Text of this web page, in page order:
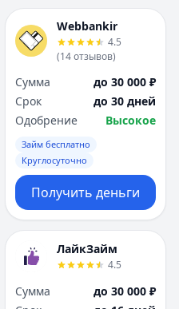
Webbankir
4.5
(14отзывов)
Сумма
до 30 000 ₽
Срок
до 30 дней
Одобрение
Высокое
Займ бесплатно
Круглосуточно
Получить деньги
ЛайкЗайм
4.5
Сумма
до 30 000 ₽